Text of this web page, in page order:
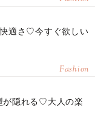
適さ♡今すぐ欲しい
Fashion
が隠れる♡大人の楽